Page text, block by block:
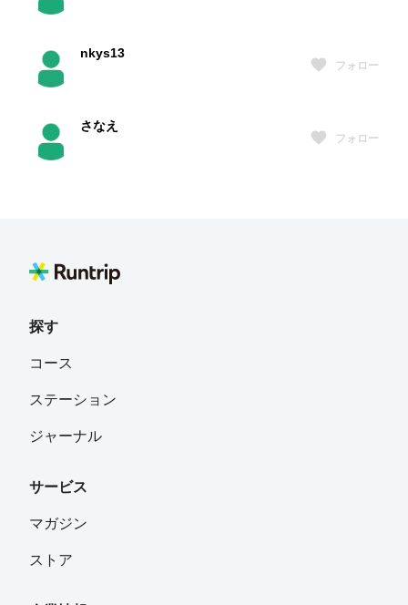
nkys13
フォロー
さなえ
フォロー
岡田哲也
探す
コース
ステーション
ジャーナル
サービス
マガジン
ストア